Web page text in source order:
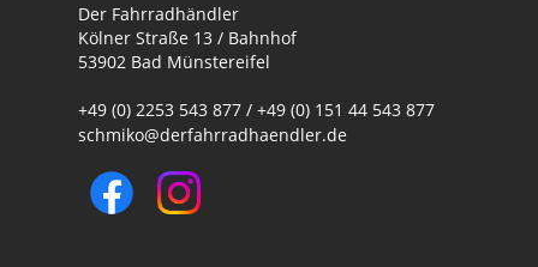
Der Fahrradhändler
Kölner Straße 13 / Bahnhof
53902 Bad Münstereifel
+49 (0) 2253 543 877 / +49 (0) 151 44 543 877
schmiko@derfahrradhaendler.de